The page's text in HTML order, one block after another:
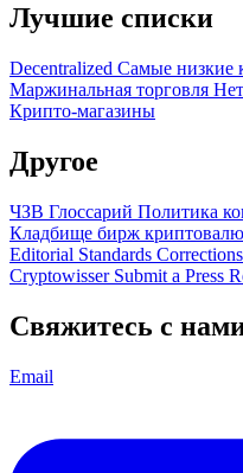
Лучшие списки
Decentralized Самые низкие
Маржинальная торговля
Крипто-магазины
Другое
ЧЗВ Глоссарий Политика
Кладбище бирж
Editorial Standards
Cryptowisser Submit a Press
Свяжитесь с
Email